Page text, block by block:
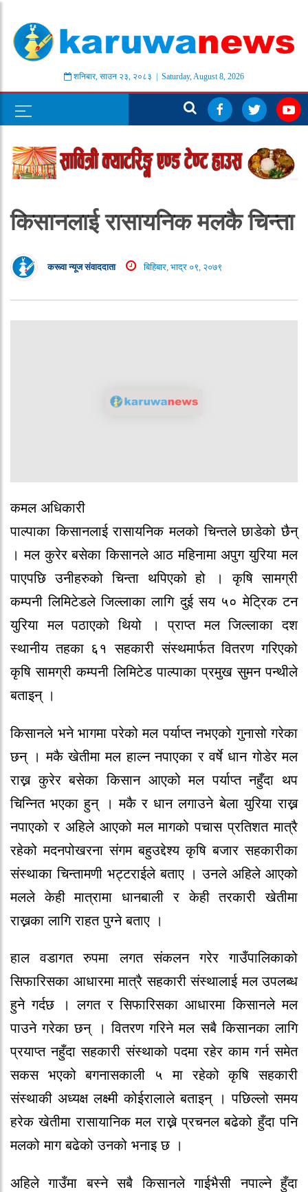
शनिबार, साउन २३, २०८३ | Saturday, August 8, 2026
किसानलाई रासायनिक मलकै चिन्ता
करूवा न्यूज संवाददाता बिहिबार, भाद्र ०९, २०७९
कमल अधिकारी
पाल्पाका किसानलाई रासायनिक मलको चिन्तले छाडेको छैन्
। मल कुरेर बसेका किसानले आठ महिनामा अपुग युरिया मल
पाएपछि उनीहरुको चिन्ता थपिएको हो । कृषि सामग्री
कम्पनी लिमिटेडले जिल्लाका लागि दुई सय ५० मेट्रिक टन
युरिया मल पठाएको थियो । प्राप्त मल जिल्लाका दश
स्थानीय तहका ६१ सहकारी संस्थमार्फत वितरण गरिएको
कृषि सामग्री कम्पनी लिमिटेड पाल्पाका प्रमुख सुमन पन्थीले
बताइन् ।
किसानले भने भागमा परेको मल पर्याप्त नभएको गुनासो गरेका
छन् । मकै खेतीमा मल हाल्न नपाएका र वर्षे धान गोडेर मल
राख्न कुरेर बसेका किसान आएको मल पर्याप्त नहुँदा थप
चिन्नित भएका हुन् । मकै र धान लगाउने बेला युरिया राख्न
नपाएको र अहिले आएको मल मागको पचास प्रतिशत मात्रै
रहेको मदनपोखरना संगम बहुउद्देश्य कृषि बजार सहकारीका
संस्थाका चिन्तामणी भट्टराईले बताए । उनले अहिले आएको
मलले केही मात्रामा धानबाली र केही तरकारी खेतीमा
राख्नका लागि राहत पुग्ने बताए ।
हाल वडागत रुपमा लगत संकलन गरेर गाउँपालिकाको
सिफारिसका आधारमा मात्रै सहकारी संस्थालाई मल उपलब्ध
हुने गर्दछ । लगत र सिफारिसका आधारमा किसानले मल
पाउने गरेका छन् । वितरण गरिने मल सबै किसानका लागि
प्रयाप्त नहुँदा सहकारी संस्थाको पदमा रहेर काम गर्न समेत
सकस भएको बगनासकाली ५ मा रहेको कृषि सहकारी
संस्थाकी अध्यक्ष लक्ष्मी कोईरालाले बताइन् । पछिल्लो समय
हरेक खेतीमा रासायानिक मल राख्ने प्रचनल बढेको हुँदा पनि
मलको माग बढेको उनको भनाइ छ ।
अहिले गाउँमा बस्ने सबै किसानले गाईभैसी नपाल्ने हुँदा